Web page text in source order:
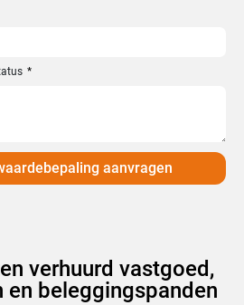
aanvragen
verhuurd vastgoed,
en beleggingspanden